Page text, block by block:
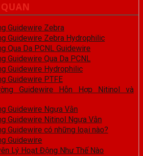
Guidewire Zebra
Guidewire Zebra Hydrophilic
Qua Da PCNL Guidewire
Guidewire Qua Da PCNL
Guidewire Hydrophilic
Guidewire PTFE
Guidewire Hỗn Hợp Nitinol và
Guidewire Ngựa Vằn
Guidewire Nitinol Ngựa Vằn
Guidewire có những loại nào?
Guidewire
Lý Hoạt Động Như Thế Nào